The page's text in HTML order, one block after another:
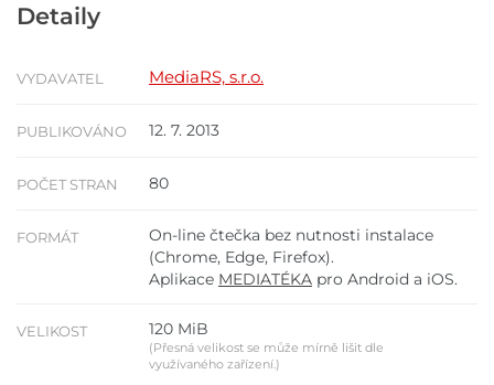
Detaily
VYDAVATEL MediaRS, s.r.o.
PUBLIKOVÁNO 12. 7. 2013
POČET STRAN 80
FORMÁT
On-line čtečka bez nutnosti instalace
(Chrome, Edge, Firefox).
Aplikace MEDIATÉKA pro Android a iOS.
VELIKOST 120 MiB
(Přesná velikost se může mírně lišit dle
využívaného zařízení.)